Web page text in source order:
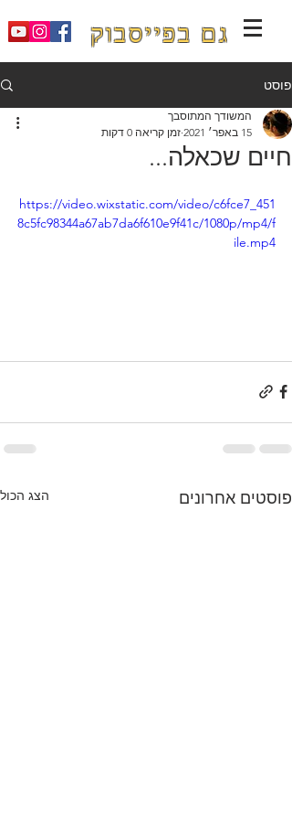
גם בפייסבוק
פוסט
חיים שכאלה...
המשודך המתוסבך
15 באפר׳ 2021
זמן קריאה 0 דקות
https://video.wixstatic.com/video/c6fce7_451
8c5fc98344a67ab7da6f610e9f41c/1080p/mp4/f
ile.mp4
פוסטים אחרונים הצג הכול